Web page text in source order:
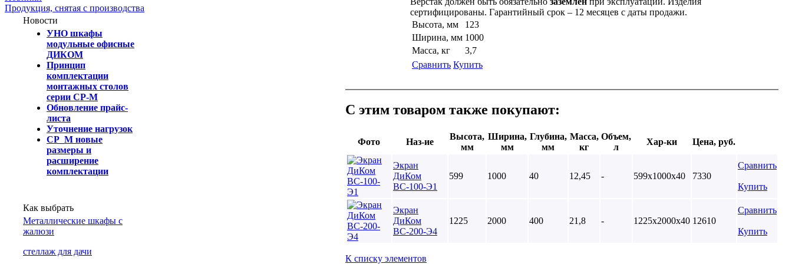
Продукция, снятая с производства
Новости
УНО шкафы
модульные офисные
ДИКОМ
Принцип
комплектации
монтажных столов
серии СР-М
Обновление прайс-
листа
Уточнение нагрузок
СР_М новые
размеры и
расширение
комплектации
Как выбрать
Металлические шкафы с
жалюзи
cтеллаж для дачи
сертифицированы. Гарантийный срок – 12 месяцев с даты продажи.
Высота, мм
123
Ширина, мм 1000
Масса, кг
3,7
Сравнить Купить
С этим товаром также покупают:
Фото Наз-ие
Высота,
мм
Ширина,
мм
Глубина,
мм
Масса,
кг
Объем,
л
Хар-ки Цена, руб.
Экран
ДиКом
ВС-100-Э1
599 1000 40 12,45 - 599х1000х40 7330
Сравнить
Купить
Экран
ДиКом
ВС-200-Э4
1225 2000 400 21,8 - 1225х2000х40 12610
Сравнить
Купить
К списку элементов